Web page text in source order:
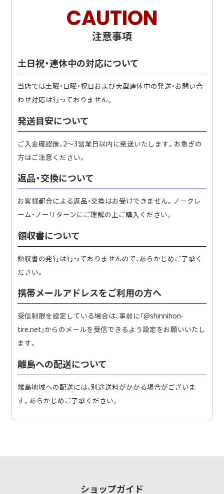
CAUTION
注意事項
土日祝・連休中の対応について
当店では土曜・日曜・祝日および大型連休中の発送・お問い合
わせ対応は行っておりません。
発送目安について
ご入金確認後、2〜3営業日以内に発送いたします。お急ぎの
方はご注意ください。
返品・交換について
お客様都合による返品・交換はお受けできません。ノークレ
ーム・ノーリターンにご理解の上ご購入ください。
領収書について
領収書の発行は行っておりませんので、あらかじめご了承く
ださい。
携帯メールアドレスをご利用の方へ
受信制限を設定している場合は、事前に「@shinnihon-
tire.net」からのメールを受信できるよう設定をお願いいたし
ます。
離島への配送について
離島地域への配送には、別途送料がかかる場合がございま
す。あらかじめご了承ください。
ショップガイド